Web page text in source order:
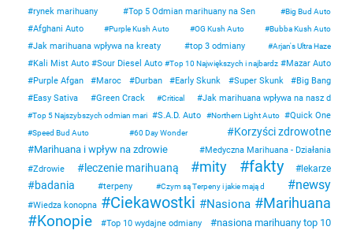
rynek marihuany Top 5 Odmian marihuany na Sen Big Bud Auto
Afghani Auto Purple Kush Auto OG Kush Auto Bubba Kush Auto
Jak marihuana wpływa na kreaty top 3 odmiany Arjan's Ultra Haze
Kali Mist Auto Sour Diesel Auto Top 10 Największych i najbardz
Mazar Auto
Purple Afgan
Maroc Durban Early Skunk Super Skunk
Big Bang
Easy Sativa
Green Crack Critical Jak marihuana wpływa na nasz d
Top 5 Najszybszych odmian mari S.A.D. Auto Northern Light Auto Quick One
Speed Bud Auto 60 Day Wonder Korzyści zdrowotne
Marihuana i wpływ na zdrowie
Medyczna Marihuana - Działania
Zdrowie
leczenie marihuaną mity fakty lekarze
badania terpeny Czym są Terpeny i jakie mają d newsy
Wiedza konopna Ciekawostki Nasiona Marihuana
Konopie Top 10 wydajne odmiany nasiona marihuany top 10